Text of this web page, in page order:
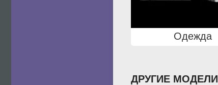
Одежда
ДРУГИЕ МОДЕЛИ